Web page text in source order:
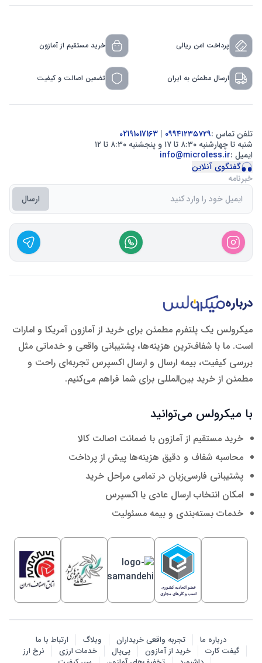
پرداخت امن ریالی خرید مستقیم از آمازون
ارسال مطمئن به ایران تضمین اصالت و کیفیت
تلفن تماس :۰۹۹۴۱۲۳۵۷۲۹ |
شنبه تا چهارشنبه ۸:۳۰ تا ۱۷ و پنجشنبه ۸:۳۰ تا ۱۲
ایمیل :info@microless.ir
گفتگوی آنلاین
خبرنامه
ارسال
درباره
میکرولس یک پلتفرم مطمئن برای خرید از آمازون آمریکا و امارات
است. ما با شفاف‌ترین هزینه‌ها، پشتیبانی واقعی و خدماتی مثل
بررسی کیفیت، بیمه ارسال و ارسال اکسپرس تجربه‌ای راحت و
مطمئن از خرید بین‌المللی برای شما فراهم می‌کنیم.
با میکرولس می‌توانید
خرید مستقیم از آمازون با ضمانت اصالت کالا
محاسبه شفاف و دقیق هزینه‌ها پیش از پرداخت
پشتیبانی فارسی‌زبان در تمامی مراحل خرید
امکان انتخاب ارسال عادی یا اکسپرس
خدمات بسته‌بندی و بیمه مسئولیت
درباره ما تجربه واقعی خریداران وبلاگ
ارتباط با ما
گیفت کارت
خرید از آمازون پی‌پال خدمات ارزی
نرخ ارز